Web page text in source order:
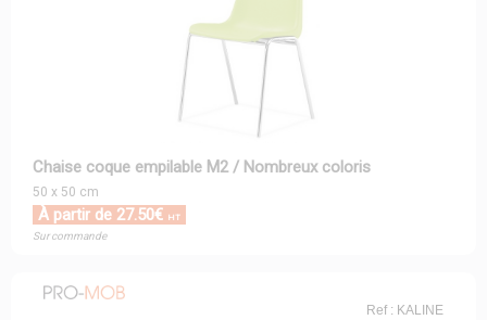
Chaise coque empilable M2 / Nombreux coloris
50 x 50 cm
À partir de 27.50€ HT
Sur commande
Ref : KALINE